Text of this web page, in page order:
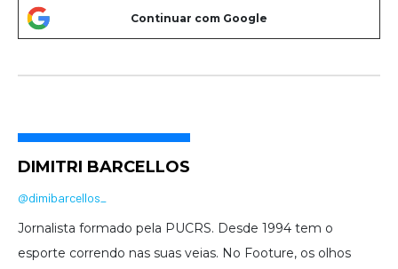
DIMITRI BARCELLOS
@dimibarcellos_
Jornalista formado pela PUCRS. Desde 1994 tem o
esporte correndo nas suas veias. No Footure, os olhos